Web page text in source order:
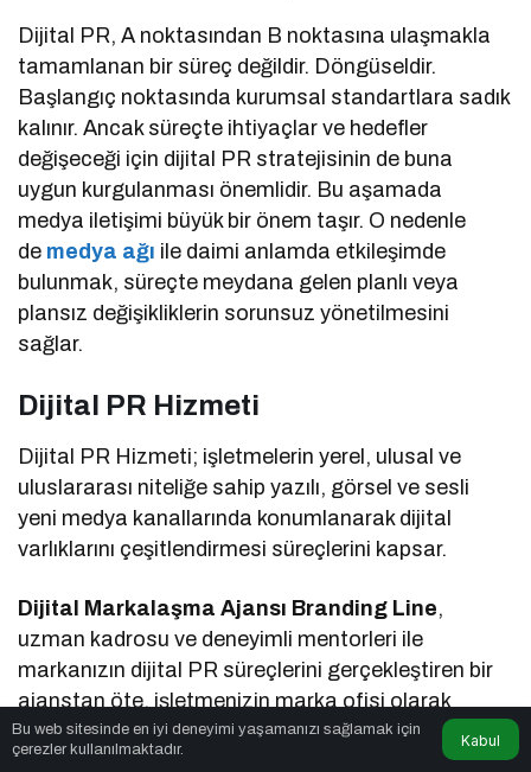
Dijital PR, A noktasından B noktasına ulaşmakla
tamamlanan bir süreç değildir. Döngüseldir.
Başlangıç noktasında kurumsal standartlara sadık
kalınır. Ancak süreçte ihtiyaçlar ve hedefler
değişeceği için dijital PR stratejisinin de buna
uygun kurgulanması önemlidir. Bu aşamada
medya iletişimi büyük bir önem taşır. O nedenle
de medya ağı ile daimi anlamda etkileşimde
bulunmak, süreçte meydana gelen planlı veya
plansız değişikliklerin sorunsuz yönetilmesini
sağlar.
Dijital PR Hizmeti
Dijital PR Hizmeti; işletmelerin yerel, ulusal ve
uluslararası niteliğe sahip yazılı, görsel ve sesli
yeni medya kanallarında konumlanarak dijital
varlıklarını çeşitlendirmesi süreçlerini kapsar.
Dijital Markalaşma Ajansı Branding Line,
uzman kadrosu ve deneyimli mentorleri ile
markanızın dijital PR süreçlerini gerçekleştiren bir
ajanstan öte, işletmenizin marka ofisi olarak
konumlanan kurumsal yol arkadaşı!
Bu web sitesinde en iyi deneyimi yaşamanızı sağlamak için
çerezler kullanılmaktadır.
Kabul